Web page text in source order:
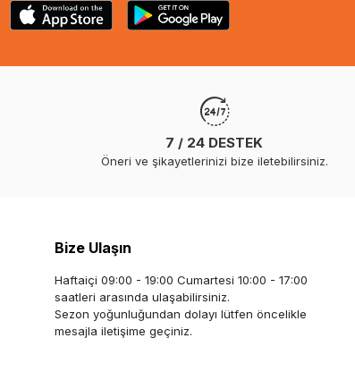
7 / 24 DESTEK
Öneri ve şikayetlerinizi bize iletebilirsiniz.
Bize Ulaşın
Haftaiçi 09:00 - 19:00 Cumartesi 10:00 - 17:00
saatleri arasında ulaşabilirsiniz.
Sezon yoğunluğundan dolayı lütfen öncelikle
mesajla iletişime geçiniz.